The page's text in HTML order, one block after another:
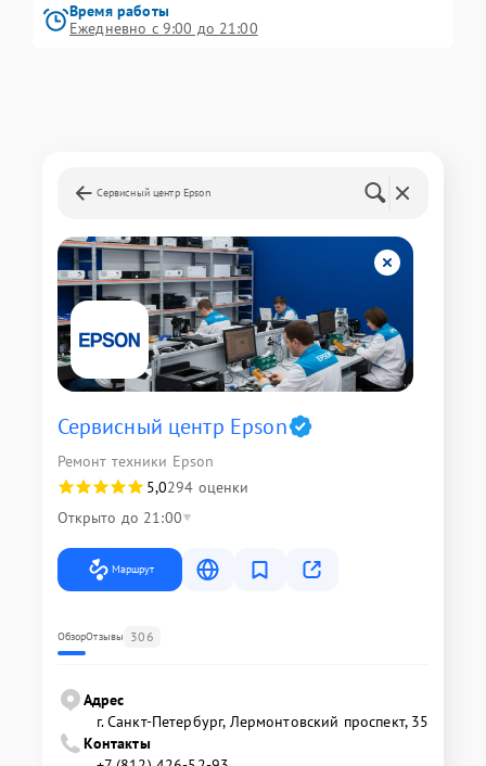
Время работы
Ежедневно с 9:00 до 21:00
Сервисный центр Epson
Сервисный центр Epson
Ремонт техники Epson
5,0294 оценки
Открыто до 21:00
Маршрут
ОбзорОтзывы 306
Адрес
г. Санкт-Петербург, Лермонтовский проспект, 35
Контакты